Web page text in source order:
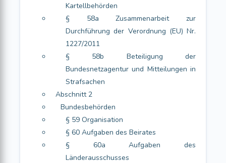
Kartellbehörden
§ 58a Zusammenarbeit zur
Durchführung der Verordnung (EU) Nr.
1227/2011
§ 58b Beteiligung der
Bundesnetzagentur und Mitteilungen in
Strafsachen
Abschnitt 2
Bundesbehörden
§ 59 Organisation
§ 60 Aufgaben des Beirates
§ 60a Aufgaben des
Länderausschusses